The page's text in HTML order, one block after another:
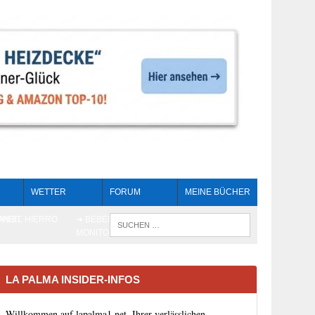
WETTER FORUM MEINE BÜCHER
LA PALMA INSIDER-INFOS